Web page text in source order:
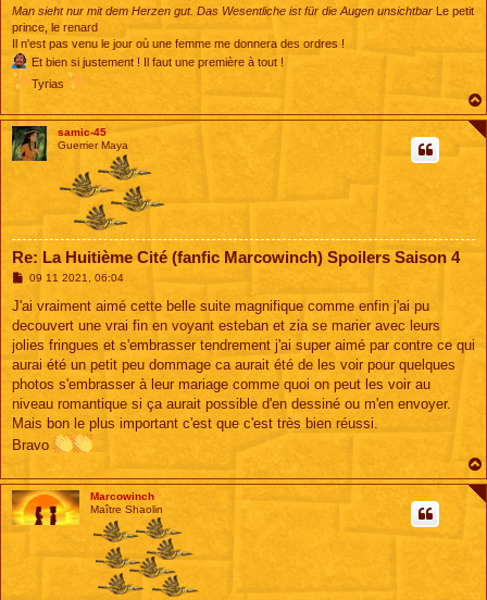
Man sieht nur mit dem Herzen gut. Das Wesentliche ist für die Augen unsichtbar Le petit
prince, le renard
Il n'est pas venu le jour où une femme me donnera des ordres !
Et bien si justement ! Il faut une première à tout !
Tyrias
samic-45
Guerrier Maya
Re: La Huitième Cité (fanfic Marcowinch) Spoilers Saison 4
M
s
a
g
09 11 2021, 06:04
J'ai vraiment aimé cette belle suite magnifique comme enfin j'ai pu
decouvert une vrai fin en voyant esteban et zia se marier avec leurs
jolies fringues et s'embrasser tendrement j'ai super aimé par contre ce qui
aurai été un petit peu dommage ca aurait été de les voir pour quelques
photos s'embrasser à leur mariage comme quoi on peut les voir au
niveau romantique si ça aurait possible d'en dessiné ou m'en envoyer.
Mais bon le plus important c'est que c'est très bien réussi.
Bravo
Marcowinch
Maître Shaolin